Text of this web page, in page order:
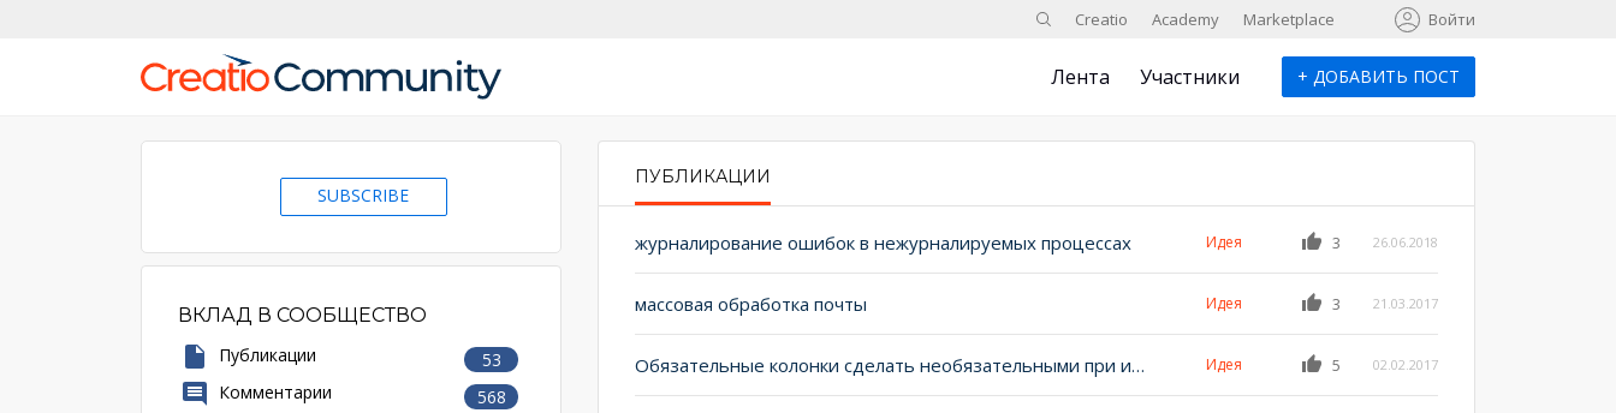
ПоискCreatio Academy Marketplace Войти
Лента Участники + ДОБАВИТЬ ПОСТ
PRIMARY TABS
ПУБЛИКАЦИИ
журналирование ошибок в нежурналируемых процессах Идея 3 26.06.2018
массовая обработка почты Идея 3 21.03.2017
Обязательные колонки сделать необязательными при импорте из Excel Идея 5 02.02.2017
SUBSCRIBE
ВКЛАД В СООБЩЕСТВО
Публикации
53
Комментарии
568